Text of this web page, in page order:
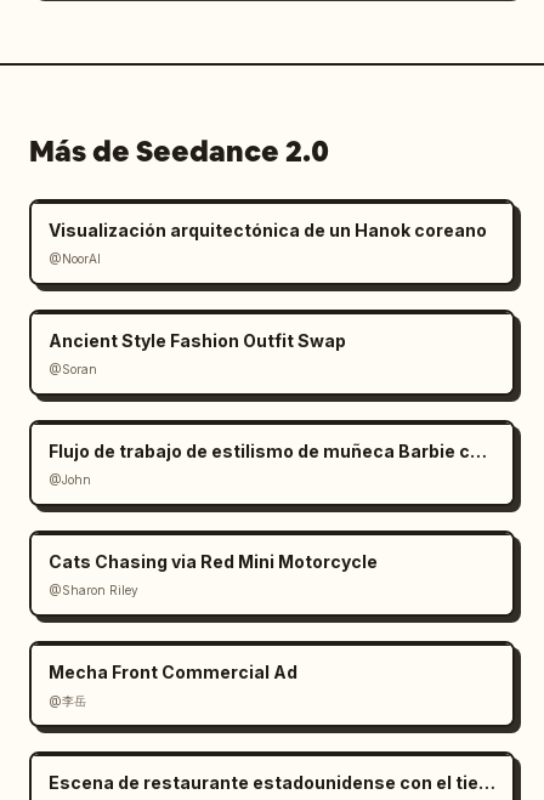
Más de Seedance 2.0
Visualización arquitectónica de un Hanok coreano
@NoorAI
Ancient Style Fashion Outfit Swap
@Soran
Flujo de trabajo de estilismo de muñeca Barbie con manos gigantes
@John
Cats Chasing via Red Mini Motorcycle
@Sharon Riley
Mecha Front Commercial Ad
@李岳
Escena de restaurante estadounidense con el tiempo congelado